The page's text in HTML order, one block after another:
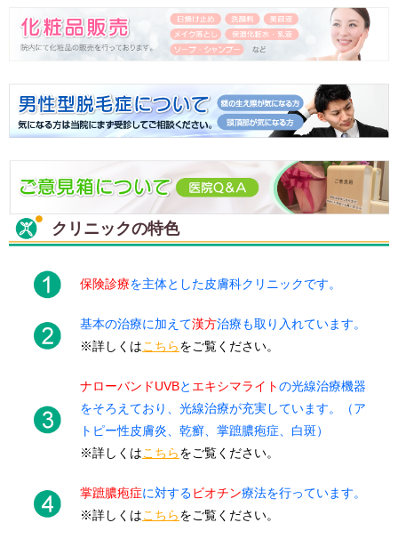
クリニックの特色
保険診療を主体とした皮膚科クリニックです。
基本の治療に加えて漢方治療も取り入れています。
※詳しくはこちらをご覧ください。
ナローバンドUVBと エキシマライトの光線治療機器
をそろえており、光線治療が充実しています。（ア
トピー性皮膚炎、乾癬、掌蹠膿疱症、白斑）
※詳しくはこちらをご覧ください。
掌蹠膿疱症に対するビオチン療法を行っています。
※詳しくはこちらをご覧ください。